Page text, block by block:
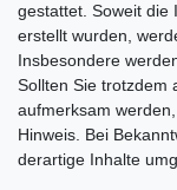
gestattet. Soweit die
erstellt wurden,
Insbesondere
Sollten Sie trotzdem
aufmerksam
Hinweis. Bei
derartige Inhalte